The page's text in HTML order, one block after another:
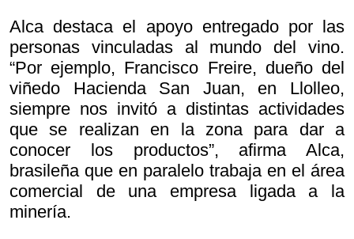
Alca destaca el apoyo entregado por las
personas vinculadas al mundo del vino.
“Por ejemplo, Francisco Freire, dueño del
viñedo Hacienda San Juan, en Llolleo,
siempre nos invitó a distintas actividades
que se realizan en la zona para dar a
conocer los productos”, afirma Alca,
brasileña que en paralelo trabaja en el área
comercial de una empresa ligada a la
minería.